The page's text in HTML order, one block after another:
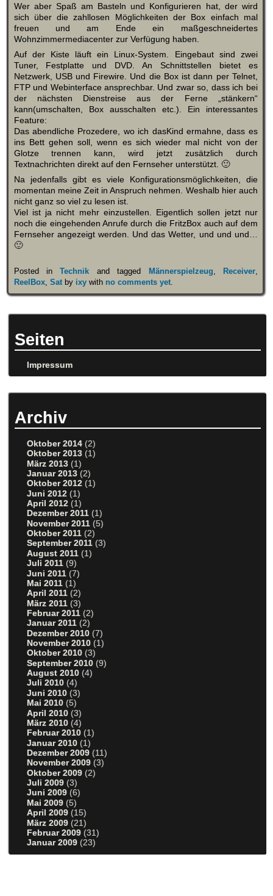
Wer aber Spaß am Basteln und Konfigurieren hat, der wird
sich über die zahllosen Möglichkeiten der Box einfach mal
freuen und am Ende ein maßgeschneidertes
Wohnzimmermediacenter zur Verfügung haben.
Auf der Kiste läuft ein Linux-System. Eingebaut sind zwei
Tuner, Festplatte und DVD. An Schnittstellen bietet es
Netzwerk, USB und Firewire. Und die Box ist dann per Telnet,
FTP und Webinterface ansprechbar. Und zwar so, dass ich bei
der nächsten Dienstreise aus der Ferne „stänkern“
kann(umschalten, Box ausschalten etc.). Ein interessantes
Feature:
Das abendliche Prozedere, wo ich dasKind ermahne, dass es
ins Bett gehen soll, wenn es sich wieder mal nicht von der
Glotze trennen kann, wird jetzt zusätzlich durch
Textnachrichten direkt auf den Fernseher unterstützt. 🙂
Na jedenfalls gibt es viele Konfigurationsmöglichkeiten, die
momentan meine Zeit in Anspruch nehmen. Weshalb hier auch
nicht ganz so viel zu lesen ist.
Viel ist ja nicht mehr einzustellen. Eigentlich sollen jetzt nur
noch die eingehenden Anrufe durch die FritzBox auch auf dem
Fernseher angezeigt werden. Und das Wetter, und und und…
🙂
Posted inTechnik and tagged Männerspielzeug, Receiver,
ReelBox, Satby ixywith no comments yet.
Seiten
Impressum
Archiv
Oktober 2014 (2)
Oktober 2013 (1)
März 2013 (1)
Januar 2013 (2)
Oktober 2012 (1)
Juni 2012 (1)
April 2012 (1)
Dezember 2011 (1)
November 2011 (5)
Oktober 2011 (2)
September 2011 (3)
August 2011 (1)
Juli 2011 (9)
Juni 2011 (7)
Mai 2011 (1)
April 2011 (2)
März 2011 (3)
Februar 2011 (2)
Januar 2011 (2)
Dezember 2010 (7)
November 2010 (1)
Oktober 2010 (3)
September 2010 (9)
August 2010 (4)
Juli 2010 (4)
Juni 2010 (3)
Mai 2010 (5)
April 2010 (3)
März 2010 (4)
Februar 2010 (1)
Januar 2010 (1)
Dezember 2009 (11)
November 2009 (3)
Oktober 2009 (2)
Juli 2009 (3)
Juni 2009 (6)
Mai 2009 (5)
April 2009 (15)
März 2009 (21)
Februar 2009 (31)
Januar 2009 (23)